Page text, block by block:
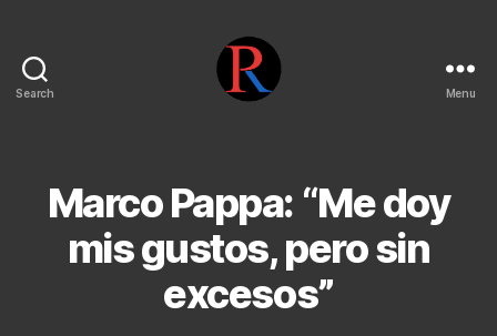
Search Menu
Marco Pappa: “Me doy
mis gustos, pero sin
excesos”